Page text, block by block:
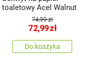
toaletowy Acel Walnut
74,99 zł
72,99zł
Do koszyka